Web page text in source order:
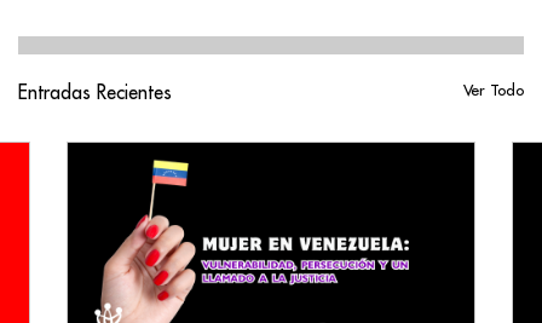
Entradas Recientes Ver Todo